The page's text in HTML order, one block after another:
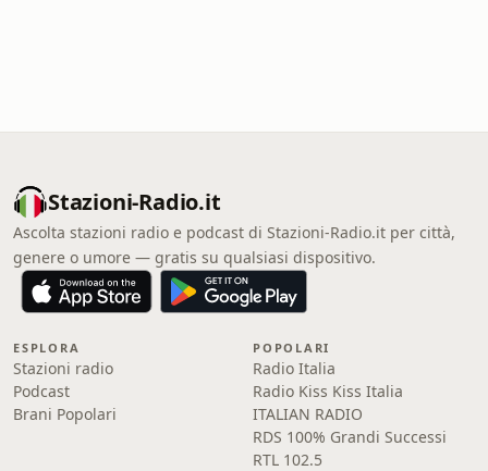
Stazioni-Radio.it
Ascolta stazioni radio e podcast di Stazioni-Radio.it per città,
genere o umore — gratis su qualsiasi dispositivo.
ESPLORA
Stazioni radio
Podcast
Brani Popolari
POPOLARI
Radio Italia
Radio Kiss Kiss Italia
ITALIAN RADIO
RDS 100% Grandi Successi
RTL 102.5